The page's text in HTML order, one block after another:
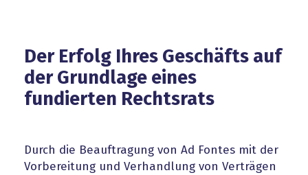
Der Erfolg Ihres Geschäfts auf
der Grundlage eines
fundierten Rechtsrats
Durch die Beauftragung von Ad Fontes mit der
Vorbereitung und Verhandlung von Verträgen